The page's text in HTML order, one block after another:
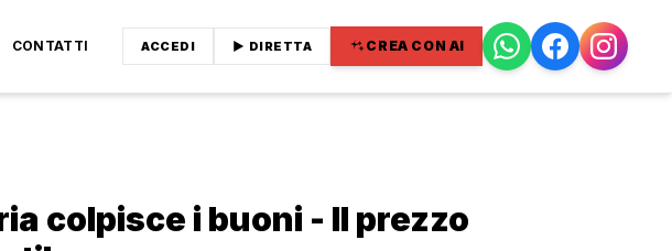
CONTATTI ACCEDI ▶ DIRETTA CREA CON AI
colpisce i buoni - Il prezzo